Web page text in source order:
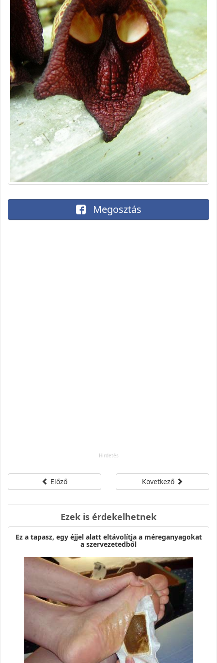
Megosztás
Előző Következő
Ezek is érdekelhetnek
Ez a tapasz, egy éjjel alatt eltávolítja a méreganyagokat
a szervezetedből